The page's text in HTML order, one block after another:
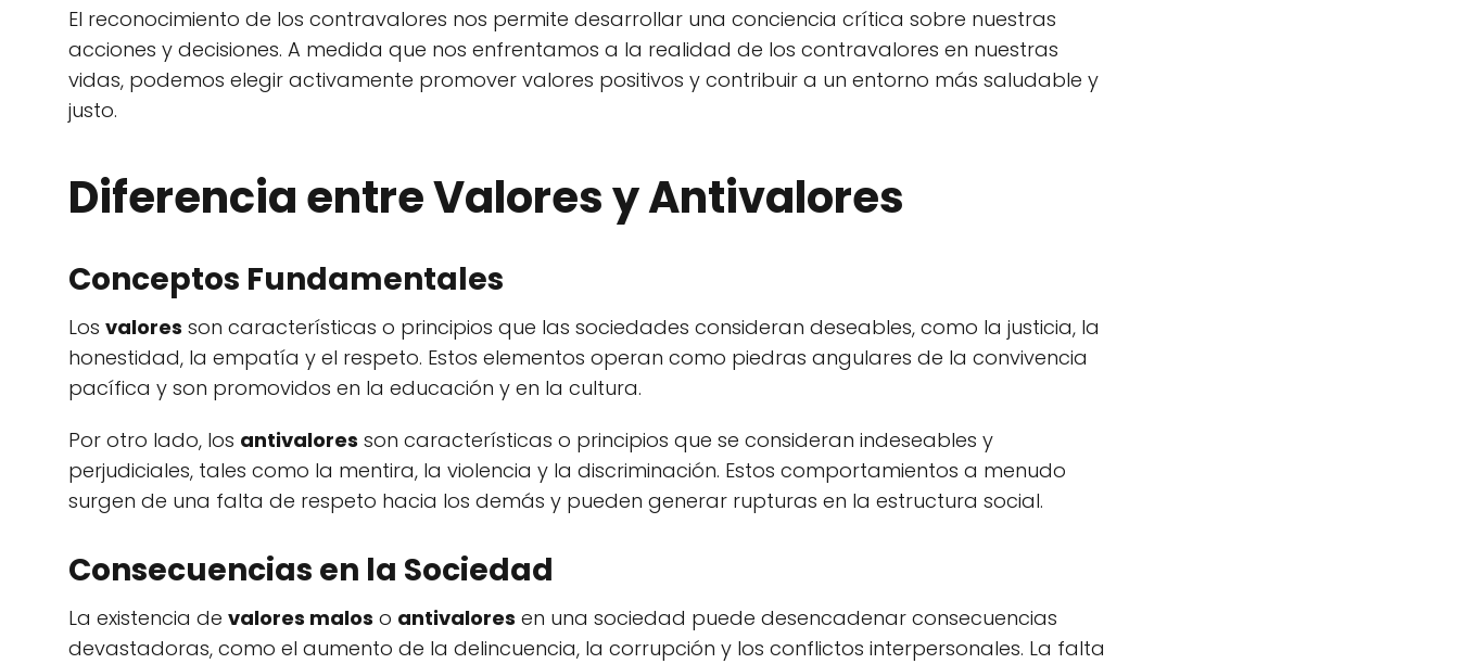
El reconocimiento de los contravalores nos permite desarrollar una conciencia crítica sobre nuestras
acciones y decisiones. A medida que nos enfrentamos a la realidad de los contravalores en nuestras
vidas, podemos elegir activamente promover valores positivos y contribuir a un entorno más saludable y
justo.
Diferencia entre Valores y Antivalores
Conceptos Fundamentales
Los valores son características o principios que las sociedades consideran deseables, como la justicia, la
honestidad, la empatía y el respeto. Estos elementos operan como piedras angulares de la convivencia
pacífica y son promovidos en la educación y en la cultura.
Por otro lado, los antivalores son características o principios que se consideran indeseables y
perjudiciales, tales como la mentira, la violencia y la discriminación. Estos comportamientos a menudo
surgen de una falta de respeto hacia los demás y pueden generar rupturas en la estructura social.
Consecuencias en la Sociedad
La existencia de valores malos o antivalores en una sociedad puede desencadenar consecuencias
devastadoras, como el aumento de la delincuencia, la corrupción y los conflictos interpersonales. La falta